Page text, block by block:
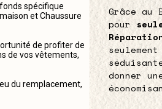
spécifique
et Chaussure
de profiter de
de vos vêtements,
du remplacement,
Grâce au
pour
donner